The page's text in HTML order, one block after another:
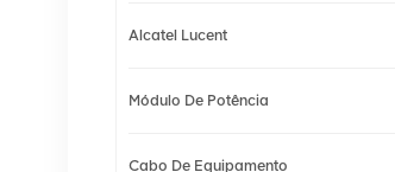
Alcatel Lucent
Módulo De Potência
Cabo De Equipamento